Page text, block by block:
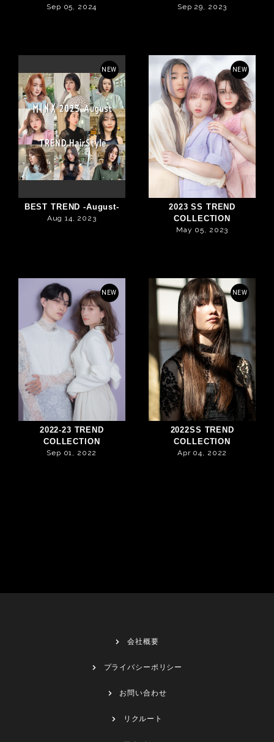
Sep 05, 2024 Sep 29, 2023
NEW
BEST TREND -August-
Aug 14, 2023
NEW
2023 SS TREND
COLLECTION
May 05, 2023
NEW
2022-23 TREND
COLLECTION
Sep 01, 2022
NEW
2022SS TREND
COLLECTION
Apr 04, 2022
会社概要
プライバシーポリシー
お問い合わせ
リクルート